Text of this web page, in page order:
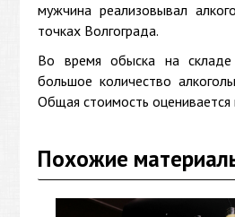
мужчина реализовывал
точках Волгограда.
Во время обыска на
большое количество
Общая стоимость оценивается
Похожие